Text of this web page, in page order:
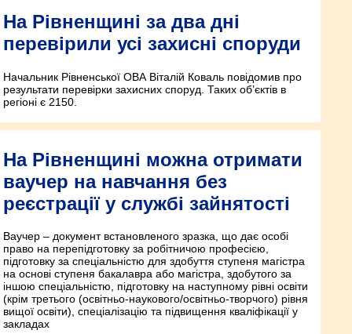
На Рівненщині за два дні
перевірили усі захисні споруди
Начальник Рівненської ОВА Віталій Коваль повідомив про
результати перевірки захисних споруд. Таких об’єктів в
регіоні є 2150.
На Рівненщині можна отримати
ваучер на навчання без
реєстрації у службі зайнятості
Ваучер – документ встановленого зразка, що дає особі
право на перепідготовку за робітничою професією,
підготовку за спеціальністю для здобуття ступеня магістра
на основі ступеня бакалавра або магістра, здобутого за
іншою спеціальністю, підготовку на наступному рівні освіти
(крім третього (освітньо-наукового/освітньо-творчого) рівня
вищої освіти), спеціалізацію та підвищення кваліфікації у
закладах